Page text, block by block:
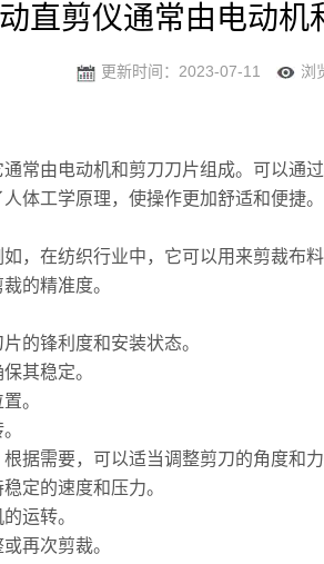
直剪仪通常由电动机
更新时间：2023-07-11 浏
由电动机和剪刀刀片组成。可以通
体工学原理，使操作更加舒适和便捷
，在纺织行业中，它可以用来剪裁布
的精准度。
锋利度和安装状态。
其稳定。
。
需要，可以适当调整剪刀的角度和力
定的速度和压力。
运转。
再次剪裁。